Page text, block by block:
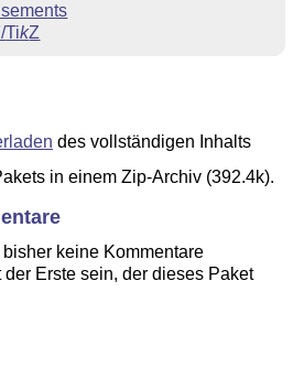
TikZ
des vollständigen Inhalts
in einem Zip-Archiv (392.4k).
keine Kommentare
Erste sein, der dieses Paket